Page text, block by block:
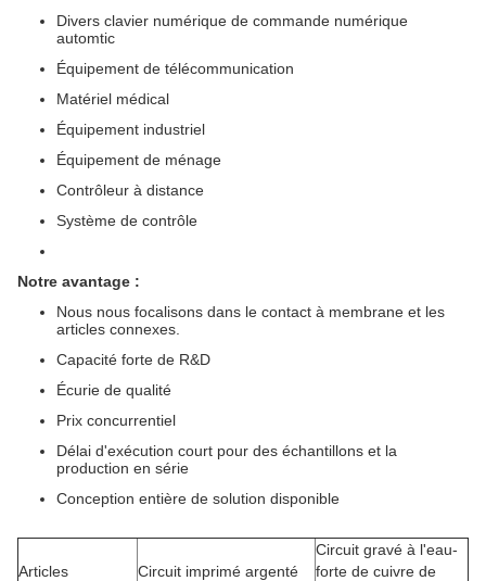
Divers clavier numérique de commande numérique
automtic
Équipement de télécommunication
Matériel médical
Équipement industriel
Équipement de ménage
Contrôleur à distance
Système de contrôle
Notre avantage :
Nous nous focalisons dans le contact à membrane et les
articles connexes.
Capacité forte de R&D
Écurie de qualité
Prix concurrentiel
Délai d'exécution court pour des échantillons et la
production en série
Conception entière de solution disponible
Articles Circuit imprimé argenté
Circuit gravé à l'eau-
forte de cuivre de